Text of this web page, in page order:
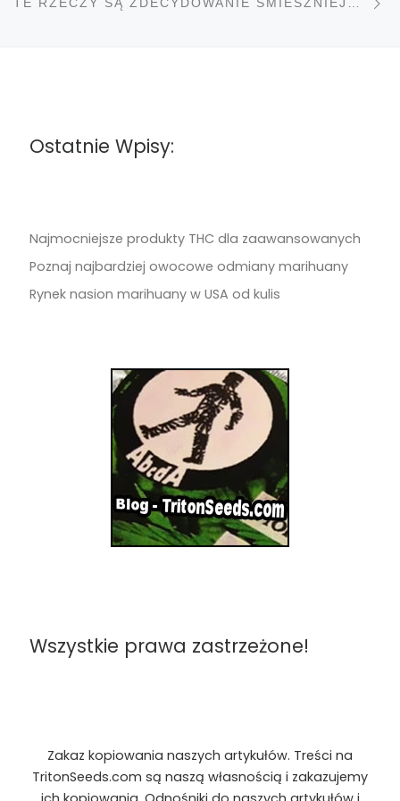
TE RZECZY SĄ ZDECYDOWANIE ŚMIESZNIEJSZE NA HAJU…
Ostatnie Wpisy:
Najmocniejsze produkty THC dla zaawansowanych
Poznaj najbardziej owocowe odmiany marihuany
Rynek nasion marihuany w USA od kulis
Wszystkie prawa zastrzeżone!
Zakaz kopiowania naszych artykułów. Treści na
TritonSeeds.com są naszą własnością i zakazujemy